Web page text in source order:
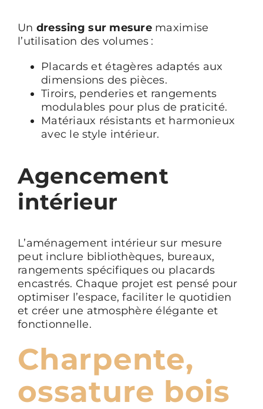
Un dressing sur mesuremaximise
l’utilisation des volumes :
Placards et étagères adaptés aux
dimensions des pièces.
Tiroirs, penderies et rangements
modulables pour plus de praticité.
Matériaux résistants et harmonieux
avec le style intérieur.
Agencement
intérieur
L’aménagement intérieur sur mesure
peut inclure bibliothèques, bureaux,
rangements spécifiques ou placards
encastrés. Chaque projet est pensé pour
optimiser l’espace, faciliter le quotidien
et créer une atmosphère élégante et
fonctionnelle.
Charpente,
ossature bois